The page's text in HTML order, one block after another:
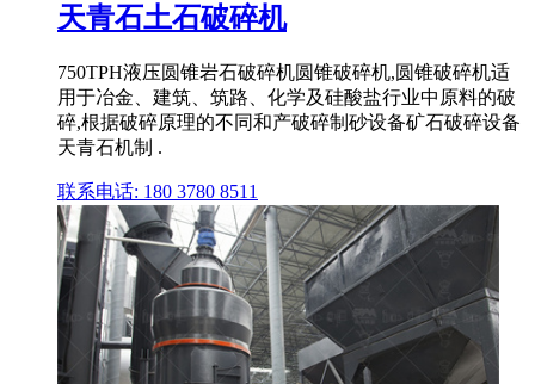
天青石土石破碎机
750TPH液压圆锥岩石破碎机圆锥破碎机,圆锥破碎机适
用于冶金、建筑、筑路、化学及硅酸盐行业中原料的破
碎,根据破碎原理的不同和产破碎制砂设备矿石破碎设备
天青石机制 .
联系电话: 180 3780 8511